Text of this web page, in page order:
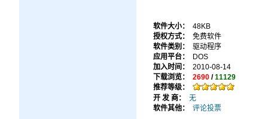
软件大小：
48KB
授权方式：
免费软件
软件类别：
驱动程序
应用平台：
DOS
加入时间：
2010-08-14
下载浏览：
2690 /11129
推荐等级：
开 发 商：
无
软件其他：
评论投票